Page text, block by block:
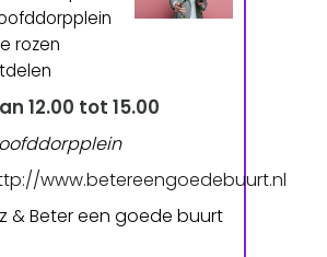
rozen
12.00 tot 15.00
www.betereengoedebuurt.nl
& Beter een goede buurt